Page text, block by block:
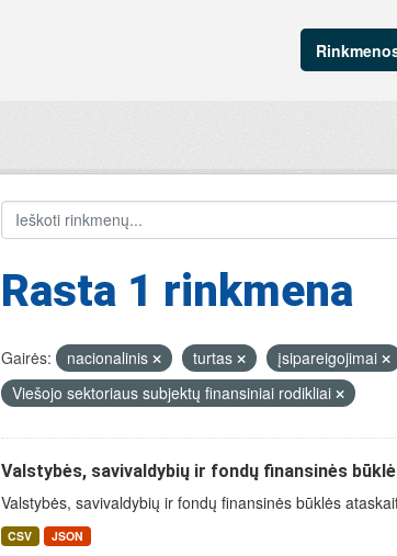
Rasta 1 rinkmena
Gairės: nacionalinis turtas įsipareigojimai
Viešojo sektoriaus subjektų finansiniai rodikliai
Valstybės, savivaldybių ir fondų finansinės
Valstybės, savivaldybių ir fondų finansinės būklės
CSV JSON